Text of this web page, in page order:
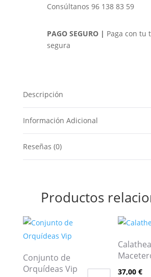
Consúltanos 96 138 83 59
PAGO SEGURO | Paga con tu
segura
Descripción
Información Adicional
Reseñas (0)
Productos
Conjunto de
Orquídeas Vip
37,00€